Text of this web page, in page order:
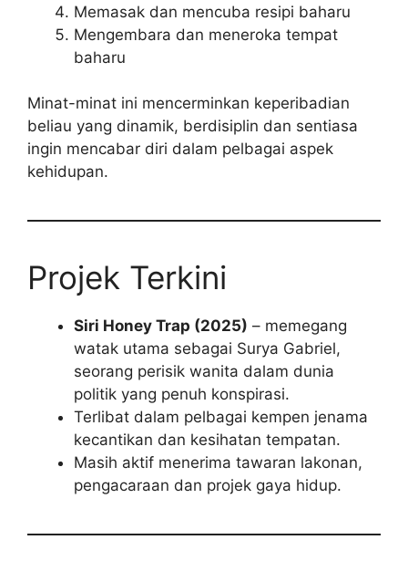
Memasak dan mencuba resipi baharu
Mengembara dan meneroka tempat
baharu
Minat-minat ini mencerminkan keperibadian
beliau yang dinamik, berdisiplin dan sentiasa
ingin mencabar diri dalam pelbagai aspek
kehidupan.
Projek Terkini
Siri Honey Trap (2025) – memegang
watak utama sebagai Surya Gabriel,
seorang perisik wanita dalam dunia
politik yang penuh konspirasi.
Terlibat dalam pelbagai kempen jenama
kecantikan dan kesihatan tempatan.
Masih aktif menerima tawaran lakonan,
pengacaraan dan projek gaya hidup.